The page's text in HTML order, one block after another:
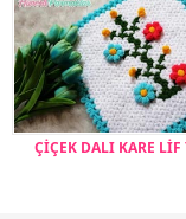
ÇİÇEK DALI KARE